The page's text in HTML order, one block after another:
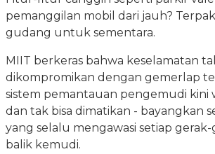
pemanggilan mobil dari jauh?
gudang untuk sementara.
MIIT berkeras bahwa keselamatan
dikompromikan dengan gemerlap
sistem pemantauan pengemudi kini
dan tak bisa dimatikan - bayangkan
yang selalu mengawasi setiap
balik kemudi.